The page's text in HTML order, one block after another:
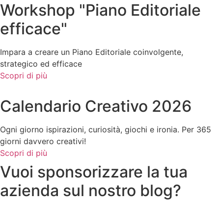
Workshop "Piano Editoriale
efficace"
Impara a creare un Piano Editoriale coinvolgente,
strategico ed efficace
Scopri di più
Calendario Creativo 2026
Ogni giorno ispirazioni, curiosità, giochi e ironia. Per 365
giorni davvero creativi!
Scopri di più
Vuoi sponsorizzare la tua
azienda sul nostro blog?